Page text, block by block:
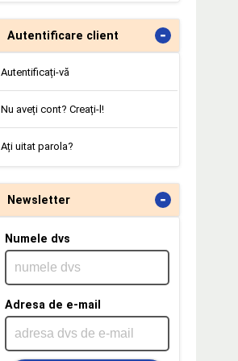
Autentificare client -
Autentificați-vă
Nu aveți cont? Creați-l!
Ați uitat parola?
Newsletter -
Numele dvs
Adresa de e-mail